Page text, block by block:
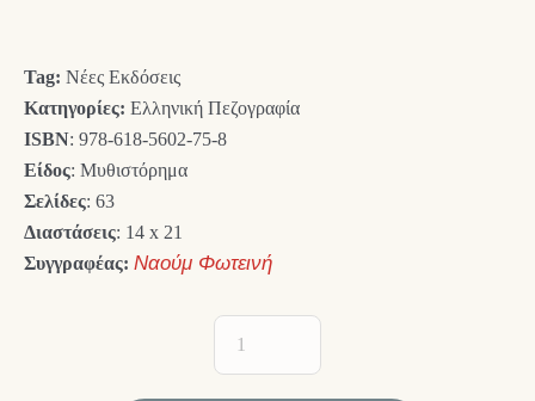
9,00 €.
Tag: Νέες Εκδόσεις
Κατηγορίες: Ελληνική Πεζογραφία
ISBN: 978-618-5602-75-8
Είδος: Μυθιστόρημα
Σελίδες: 63
Διαστάσεις: 14 x 21
Συγγραφέας: Ναούμ Φωτεινή